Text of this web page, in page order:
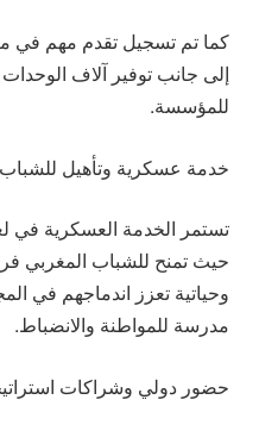
كما تم تسجيل تقدم مهم في
إلى جانب توفير آلاف الوحدات
للمؤسسة.
خدمة عسكرية وتأهيل للشباب
تستمر الخدمة العسكرية في
حيث تمنح للشباب المغربي
وحياتية تعزز اندماجهم في
مدرسة للمواطنة والانضباط.
حضور دولي وشراكات